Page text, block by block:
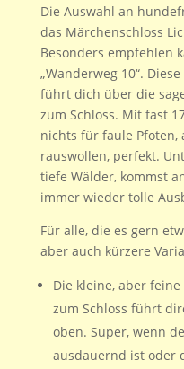
Die Auswahl an
das Märchenschloss
Besonders empfehlen
„Wanderweg 10“.
führt dich über die
zum Schloss. Mit fast
nichts für faule
rauswollen, perfekt.
tiefe Wälder, kommst
immer wieder tolle
Für alle, die es gern
aber auch kürzere
Die kleine, aber feine
zum Schloss führt
oben. Super, wenn
ausdauernd ist oder